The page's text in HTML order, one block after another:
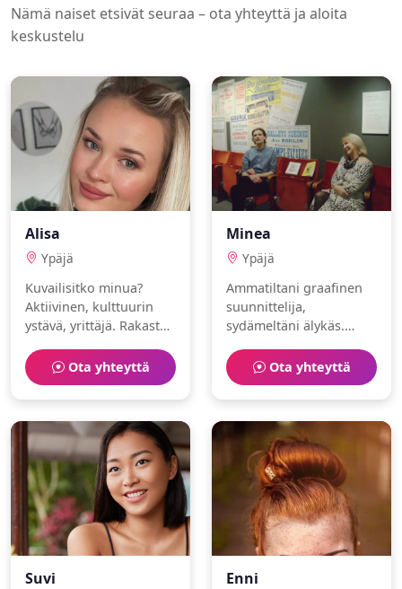
Nämä naiset etsivät seuraa – ota yhteyttä ja aloita
keskustelu
Alisa
Ypäjä
Kuvailisitko minua?
Aktiivinen, kulttuurin
ystävä, yrittäjä. Rakastan
Ota yhteyttä
Minea
Ypäjä
Ammatiltani graafinen
suunnittelija,
sydämeltäni älykäs.
meditaatio ja jooga.
Haluaisin tavata uusia
ihmisiä.
Ota yhteyttä
Suvi Enni